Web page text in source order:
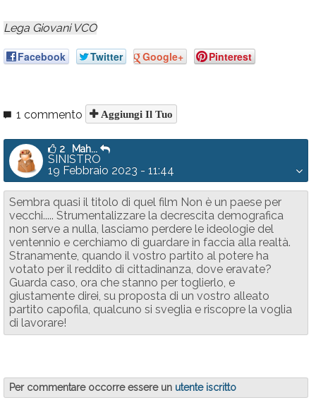
Lega Giovani VCO
Facebook Twitter Google+ Pinterest
1 commento Aggiungi Il Tuo
2 Mah...
SINISTRO
19 Febbraio 2023 - 11:44
Sembra quasi il titolo di quel film Non è un paese per
vecchi..... Strumentalizzare la decrescita demografica
non serve a nulla, lasciamo perdere le ideologie del
ventennio e cerchiamo di guardare in faccia alla realtà.
Stranamente, quando il vostro partito al potere ha
votato per il reddito di cittadinanza, dove eravate?
Guarda caso, ora che stanno per toglierlo, e
giustamente direi, su proposta di un vostro alleato
partito capofila, qualcuno si sveglia e riscopre la voglia
di lavorare!
Per commentare occorre essere un utente iscritto